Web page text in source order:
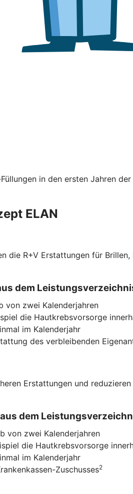
in den ersten Jahren der
ELAN
R+V Erstattungen für
dem
von zwei Kalenderjahren
die Hautkrebsvorsorge
im Kalenderjahr
des verbleibenden
Erstattungen und
dem
von zwei Kalenderjahren
die Hautkrebsvorsorge
im Kalenderjahr
Zuschusses2